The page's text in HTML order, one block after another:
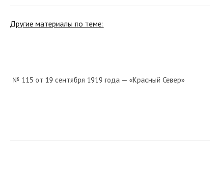
Другие материалы по теме:
№ 115 от 19 сентября 1919 года — «Красный Север»